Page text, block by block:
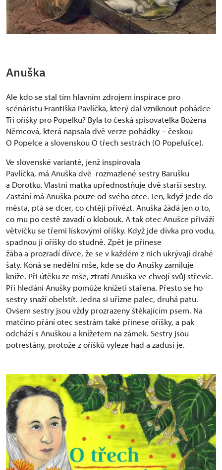
Anuška
Ale kdo se stal tím hlavním zdrojem inspirace pro
scénáristu Františka Pavlíčka, který dal vzniknout pohádce
Tři oříšky pro Popelku? Byla to česká spisovatelka Božena
Němcová, která napsala dvě verze pohádky – českou
O Popelce a slovenskou O třech sestrách (O Popelušce).
Ve slovenské variantě, jenž inspirovala
Pavlíčka, má Anuška dvě rozmazlené sestry Barušku
a Dorotku. Vlastní matka upřednostňuje dvě starší sestry.
Zastání má Anuška pouze od svého otce. Ten, když jede do
města, ptá se dcer, co chtějí přivézt. Anuška žádá jen o to,
co mu po cestě zavadí o klobouk. A tak otec Anušce přiváží
větvičku se třemi lískovými oříšky. Když jde dívka pro vodu,
spadnou jí oříšky do studně. Zpět je přinese
žába a prozradí dívce, že se v každém z nich ukrývají drahé
šaty. Koná se nedělní mše, kde se do Anušky zamiluje
kníže. Při útěku ze mše, ztratí Anuška ve chvojí svůj střevíc.
Při hledání Anušky pomůže knížeti stařena. Přesto se ho
sestry snaží obelstít. Jedna si uřízne palec, druhá patu.
Ovšem sestry jsou vždy prozrazeny štěkajícím psem. Na
matčino přání otec sestrám také přinese oříšky, a pak
odchází s Anuškou a knížetem na zámek. Sestry jsou
potrestány, protože z oříšků vyleze had a zadusí je.